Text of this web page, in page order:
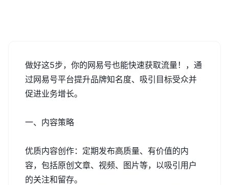
做好这5步，你的网易号也能快速获取流量！，通
过网易号平台提升品牌知名度、吸引目标受众并
促进业务增长。
一、内容策略
优质内容创作：定期发布高质量、有价值的内
容，包括原创文章、视频、图片等，以吸引用户
的关注和留存。